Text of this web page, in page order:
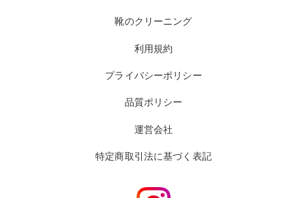
靴のクリーニング
利用規約
プライバシーポリシー
品質ポリシー
運営会社
特定商取引法に基づく表記